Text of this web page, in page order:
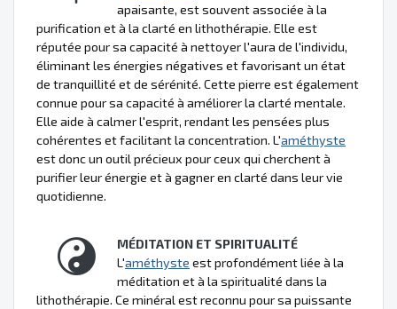
apaisante, est souvent associée à la
purification et à la clarté en lithothérapie. Elle est
réputée pour sa capacité à nettoyer l'aura de l'individu,
éliminant les énergies négatives et favorisant un état
de tranquillité et de sérénité. Cette pierre est également
connue pour sa capacité à améliorer la clarté mentale.
Elle aide à calmer l'esprit, rendant les pensées plus
cohérentes et facilitant la concentration. L'améthyste
est donc un outil précieux pour ceux qui cherchent à
purifier leur énergie et à gagner en clarté dans leur vie
quotidienne.
MÉDITATION ET SPIRITUALITÉ
L'améthyste est profondément liée à la
méditation et à la spiritualité dans la
lithothérapie. Ce minéral est reconnu pour sa puissante